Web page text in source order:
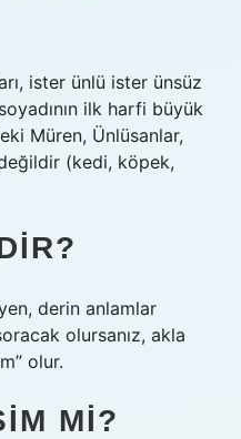
ister ünlü ister ünsüz
ilk harfi büyük
Müren, Ünlüsanlar,
(kedi, köpek,
derin anlamlar
olursanız, akla
olur.
MI?